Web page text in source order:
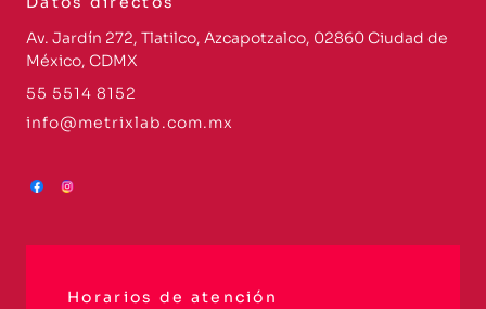
Av. Jardín 272, Tlatilco, Azcapotzalco, 02860 Ciudad de
México, CDMX
55 5514 8152
info@metrixlab.com.mx
Horarios de atención